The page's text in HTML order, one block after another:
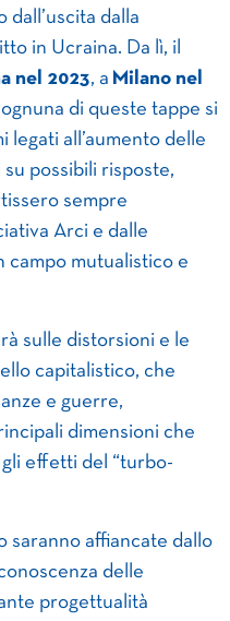
dall’uscita dalla
in Ucraina. Da lì, il
nel 2023, a Milano nel
ognuna di queste tappe si
all’aumento delle
possibili risposte,
sempre
Arci e dalle
campo mutualistico e
sulle distorsioni e le
capitalistico, che
e guerre,
dimensioni che
effetti del “turbo-
saranno affiancate dallo
delle
progettualità